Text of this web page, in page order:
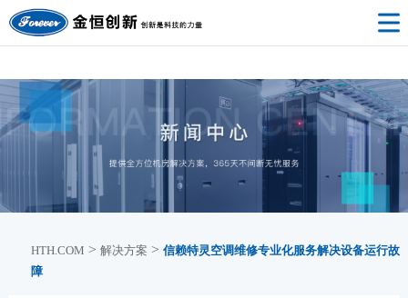
HTH.COM
HTH.COM > 解决方案 > 信赖特灵空调维修专业化服务解决设备运行故
障